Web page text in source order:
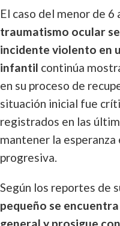
El caso del menor de 6
traumatismo ocular
incidente violento en
infantil continúa
en su proceso de
situación inicial fue
registrados en las
mantener la esperanza
progresiva.
Según los reportes de
pequeño se